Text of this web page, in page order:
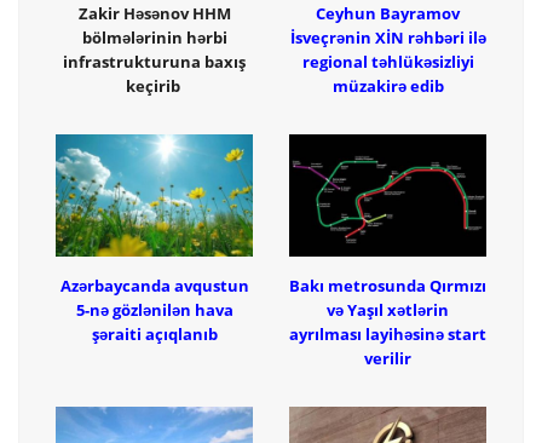
Zakir Həsənov HHM
bölmələrinin hərbi
infrastrukturuna baxış
keçirib
Ceyhun Bayramov
İsveçrənin XİN rəhbəri ilə
regional təhlükəsizliyi
müzakirə edib
Azərbaycanda avqustun
5-nə gözlənilən hava
şəraiti açıqlanıb
Bakı metrosunda Qırmızı
və Yaşıl xətlərin
ayrılması layihəsinə start
verilir